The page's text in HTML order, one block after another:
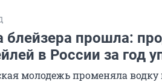
блейзера прошла:
в России за год
молодежь променяла